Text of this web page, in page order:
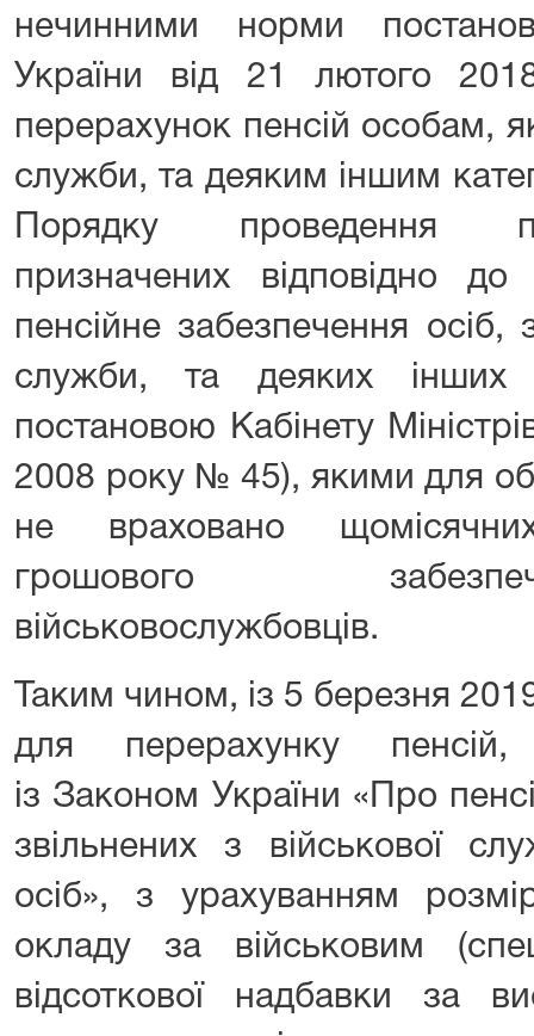
нечинними норми
України від 21 лютого
перерахунок пенсій особам,
служби, та деяким іншим
Порядку проведення
призначених відповідно
пенсійне забезпечення осіб,
служби, та деяких інших
постановою Кабінету
2008 року № 45), якими для
не враховано
грошового
військовослужбовців.
Таким чином, із 5 березня
для перерахунку пенсій,
із Законом України «Про
звільнених з військової
осіб», з урахуванням
окладу за військовим
відсоткової надбавки за